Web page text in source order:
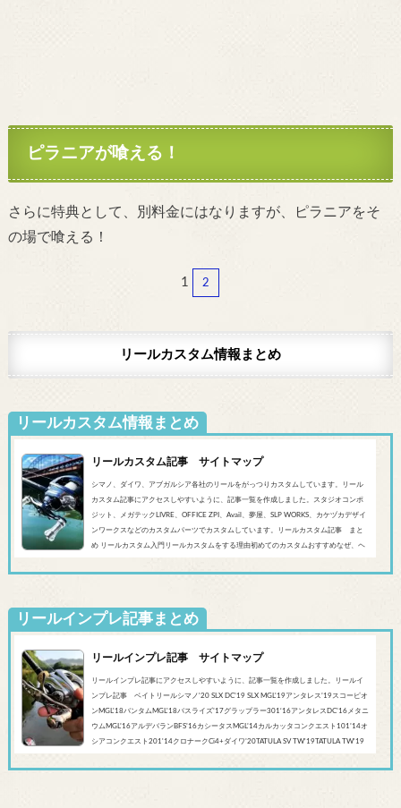
ピラニアが喰える！
さらに特典として、別料金にはなりますが、ピラニアをそ
の場で喰える！
1 2
リールカスタム情報まとめ
リールカスタム情報まとめ
リールカスタム記事 サイトマップ
シマノ、ダイワ、アブガルシア各社のリールをがっつりカスタムしています。リール
カスタム記事にアクセスしやすいように、記事一覧を作成しました。スタジオコンポ
ジット、メガテックLIVRE、OFFICE ZPI、Avail、夢屋、SLP WORKS、カケヅカデザイ
ンワークスなどのカスタムパーツでカスタムしています。リールカスタム記事 まと
め リールカスタム入門リールカスタムをする理由初めてのカスタムおすすめなぜ、ヘ
スMGL’19スコーピオンMGL&#0...
リールインプレ記事まとめ
リールインプレ記事 サイトマップ
リールインプレ記事にアクセスしやすいように、記事一覧を作成しました。リールイ
ンプレ記事 ベイトリールシマノ'20 SLX DC’19 SLX MGL'19アンタレス’19スコーピオ
ンMGL'18バンタムMGL'18バスライズ’17グラップラー301‘16アンタレスDC’16メタニ
ウムMGL’16アルデバランBFS’16カシータスMGL’14カルカッタコンクエスト101’14オ
シアコンクエスト201'14クロナークCi4+ダイワ’20TATULA SV TW'19TATULA TW'19
ガルシア’...